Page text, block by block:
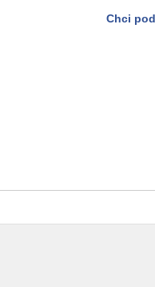
Chci